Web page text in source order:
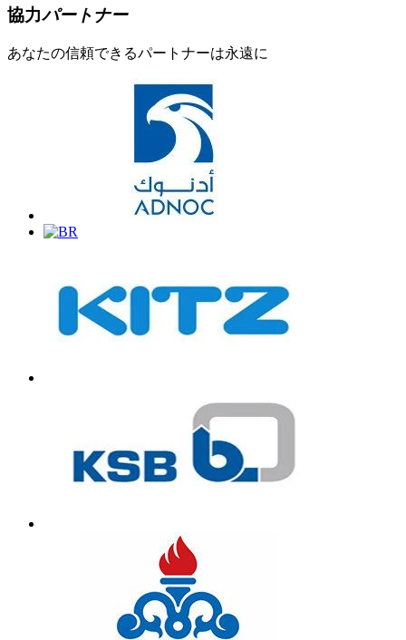
協力パートナー
あなたの信頼できるパートナーは永遠に